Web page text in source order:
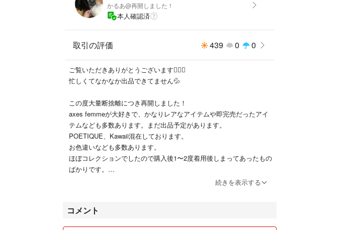
かるあ@再開しました！
本人確認済
取引の評価 439 0 0
ご覧いただきありがとうございます🙇🏻‍♀️
忙しくてなかなか出品できてません💦
この度大量断捨離につき再開しました！
axes femmeが大好きで、かなりレアなアイテムや即完売だったアイ
テムなども多数あります。まだ出品予定があります。
POETIQUE、Kawaii混在しております。
お色違いなども多数あります。
ほぼコレクションでしたので購入後1〜2度着用後しまってあったもの
ばかりです。
※お急ぎやご希望の対応方法などありましたら購入前にコメント下さ
い！できる限り対応させていただきます。
続きを表示する
コメント